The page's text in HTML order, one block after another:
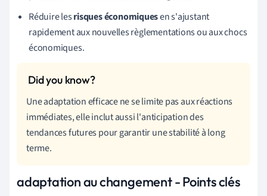
Réduire lesrisques économiquesen s'ajustant
rapidement aux nouvelles règlementations ou aux chocs
économiques.
Une adaptation efficace ne se limite pas aux réactions
immédiates, elle inclut aussi l'anticipation des
tendances futures pour garantir une stabilité à long
terme.
adaptation au changement - Points clés